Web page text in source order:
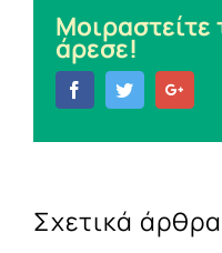
άρεσε!
FacebookTwitter
Σχετικά άρθρα